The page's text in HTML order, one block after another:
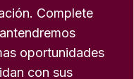
Complete
oportunidades
con sus